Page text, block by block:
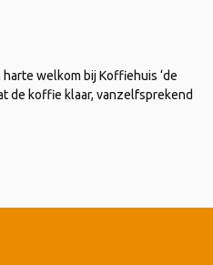
welkom bij Koffiehuis ‘de
de koffie klaar, vanzelfsprekend